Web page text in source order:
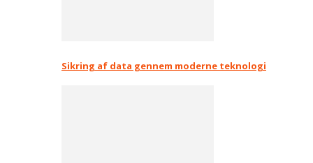
Sikring af data gennem moderne teknologi